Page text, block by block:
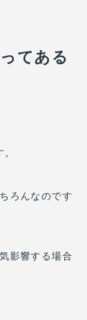
てある
ろんなのです
影響する場合